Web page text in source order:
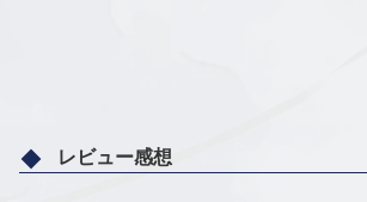
レビュー感想